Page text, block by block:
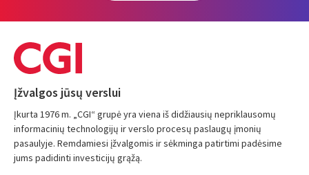
Įžvalgos jūsų verslui
Įkurta 1976 m. „CGI“ grupė yra viena iš didžiausių nepriklausomų
informacinių technologijų ir verslo procesų paslaugų įmonių
pasaulyje. Remdamiesi įžvalgomis ir sėkminga patirtimi padėsime
jums padidinti investicijų grąžą.